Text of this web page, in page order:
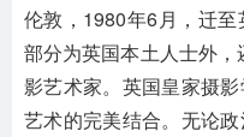
伦敦，1980年6月，迁
部分为英国本土人士外
影艺术家。英国皇家摄
艺术的完美结合。无论